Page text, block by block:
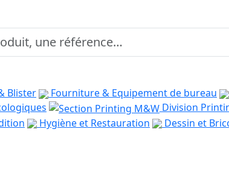
Blister Fourniture & Equipement de bureau
Division
Hygiène et Restauration Dessin et